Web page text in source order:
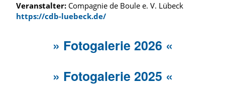
Veranstalter: Compagnie de Boule e. V. Lübeck
https://cdb-luebeck.de/
» Fotogalerie 2026 «
» Fotogalerie 2025 «